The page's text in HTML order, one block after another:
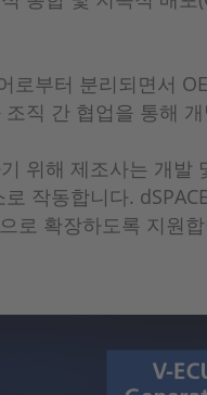
로부터 분리되면서
직 간 협업을 통해
위해 제조사는 개발
작동합니다.
로 확장하도록 지원